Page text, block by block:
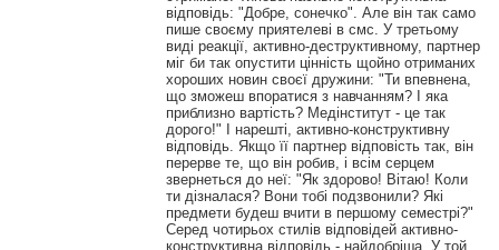
відповідь: "Добре, сонечко". Але він так само
пише своєму приятелеві в смс. У третьому
виді реакції, активно-деструктивному, партнер
міг би так опустити цінність щойно отриманих
хороших новин своєї дружини: "Ти впевнена,
що зможеш впоратися з навчанням? І яка
приблизно вартість? Медінститут - це так
дорого!" І нарешті, активно-конструктивну
відповідь. Якщо її партнер відповість так, він
перерве те, що він робив, і всім серцем
звернеться до неї: "Як здорово! Вітаю! Коли
ти дізналася? Вони тобі подзвонили? Які
предмети будеш вчити в першому семестрі?"
Серед чотирьох стилів відповідей активно-
конструктивна відповідь - найдобріша. У той